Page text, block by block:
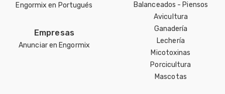
Engormix en Portugués
Empresas
Anunciar en Engormix
Balanceados - Piensos
Avicultura
Ganadería
Lechería
Micotoxinas
Porcicultura
Mascotas